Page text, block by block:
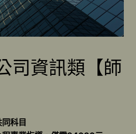
司資訊類【師
科目